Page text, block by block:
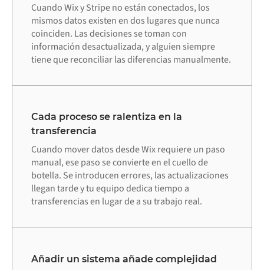
Cuando Wix y Stripe no están conectados, los
mismos datos existen en dos lugares que nunca
coinciden. Las decisiones se toman con
información desactualizada, y alguien siempre
tiene que reconciliar las diferencias manualmente.
Cada proceso se ralentiza en la
transferencia
Cuando mover datos desde Wix requiere un paso
manual, ese paso se convierte en el cuello de
botella. Se introducen errores, las actualizaciones
llegan tarde y tu equipo dedica tiempo a
transferencias en lugar de a su trabajo real.
Añadir un sistema añade complejidad